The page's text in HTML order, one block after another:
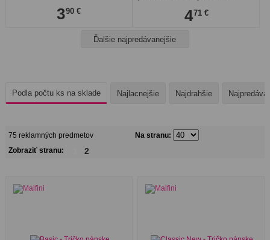
3 90 € 4 71 €
Ďalšie najpredávanejšie
Podla počtu ks na sklade Najlacnejšie Najdrahšie
75 reklamných predmetov
Na stranu:
Zobraziť stranu:
2